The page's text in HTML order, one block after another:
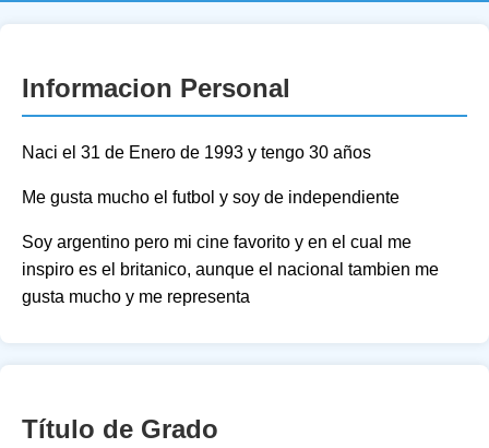
Informacion Personal
Naci el 31 de Enero de 1993 y tengo 30 años
Me gusta mucho el futbol y soy de independiente
Soy argentino pero mi cine favorito y en el cual me
inspiro es el britanico, aunque el nacional tambien me
gusta mucho y me representa
Título de Grado